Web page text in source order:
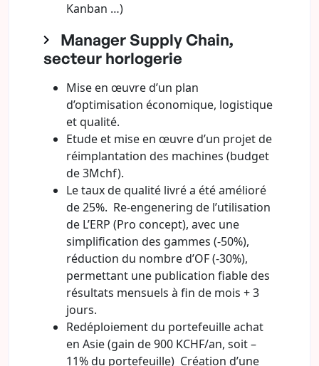
Kanban …)
Manager Supply Chain,
secteur horlogerie
Mise en œuvre d’un plan
d’optimisation économique, logistique
et qualité.
Etude et mise en œuvre d’un projet de
réimplantation des machines (budget
de 3Mchf).
Le taux de qualité livré a été amélioré
de 25%. Re-engenering de l’utilisation
de L’ERP (Pro concept), avec une
simplification des gammes (-50%),
réduction du nombre d’OF (-30%),
permettant une publication fiable des
résultats mensuels à fin de mois + 3
jours.
Redéploiement du portefeuille achat
en Asie (gain de 900 KCHF/an, soit –
11% du portefeuille) Création d’une